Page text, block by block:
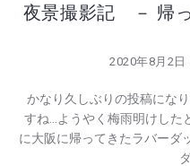
夜景撮影記 － 帰
2020年8月2日
かなり久しぶりの投稿にな
すね…ようやく梅雨明けした
に大阪に帰ってきたラバー